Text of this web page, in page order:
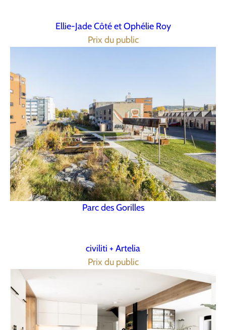
Ellie-Jade Côté et Ophélie Roy
Prix du public
Parc des Gorilles
civiliti + Artelia
Prix du public